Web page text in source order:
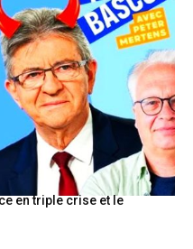
en triple crise et le